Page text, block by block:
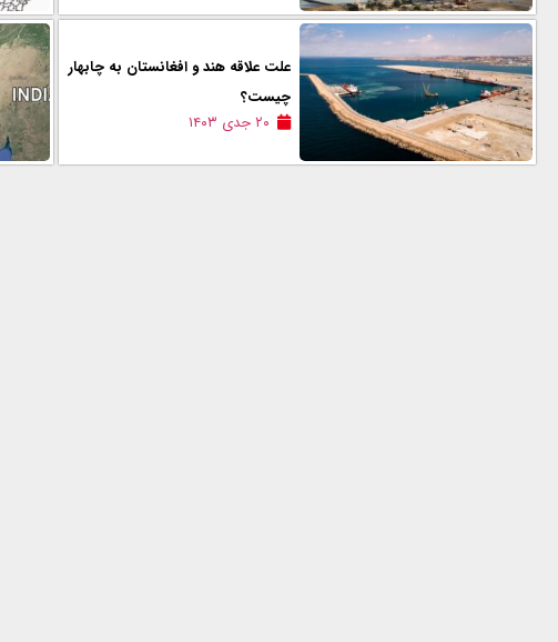
علت علاقه هند و افغانستان به چابهار
چیست؟
۲۰ جدی ۱۴۰۳